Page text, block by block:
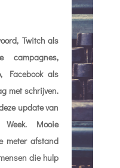
Twitch als
campagnes,
Facebook als
met schrijven.
update van
Mooie
meter afstand
die hulp